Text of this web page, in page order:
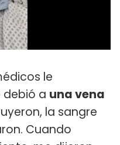
le
a una vena
la sangre
Cuando